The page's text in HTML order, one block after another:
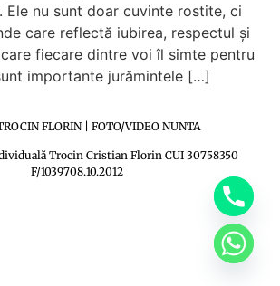
Ele nu sunt doar cuvinte rostite, ci
care reflectă iubirea, respectul și
fiecare dintre voi îl simte pentru
importante jurămintele […]
FLORIN | FOTO/VIDEO NUNTA
Trocin Cristian Florin CUI 30758350
F/1039708.10.2012